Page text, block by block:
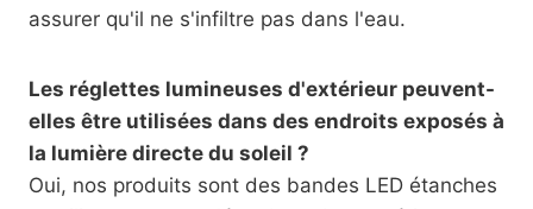
assurer qu'il ne s'infiltre pas dans l'eau.
Les réglettes lumineuses d'extérieur peuvent-
elles être utilisées dans des endroits exposés à
la lumière directe du soleil ?
Oui, nos produits sont des bandes LED étanches